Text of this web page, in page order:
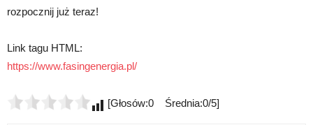
rozpocznij już teraz!
Link tagu HTML:
https://www.fasingenergia.pl/
[Głosów:0 Średnia:0/5]